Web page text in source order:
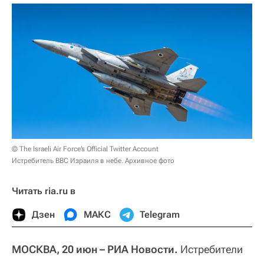
© The Israeli Air Force’s Official Twitter Account
Истребитель ВВС Израиля в небе. Архивное фото
Читать ria.ru в
Дзен МАКС Telegram
МОСКВА, 20 июн – РИА Новости. Истребители